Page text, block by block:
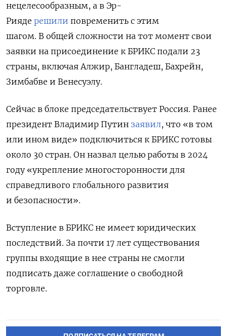
нецелесообразным, а в Эр-
Рияде решили повременить с этим
шагом. В общей сложности на тот момент свои
заявки на присоединение к БРИКС подали 23
страны, включая Алжир, Бангладеш, Бахрейн,
Зимбабве и Венесуэлу.
Сейчас в блоке председательствует Россия. Ранее
президент Владимир Путин заявил, что «в том
или ином виде» подключиться к БРИКС готовы
около 30 стран. Он назвал целью работы в 2024
году «укрепление многосторонности для
справедливого глобального развития
и безопасности».
Вступление в БРИКС не имеет юридических
последствий. За почти 17 лет существования
группы входящие в нее страны не смогли
подписать даже соглашение о свободной
торговле.